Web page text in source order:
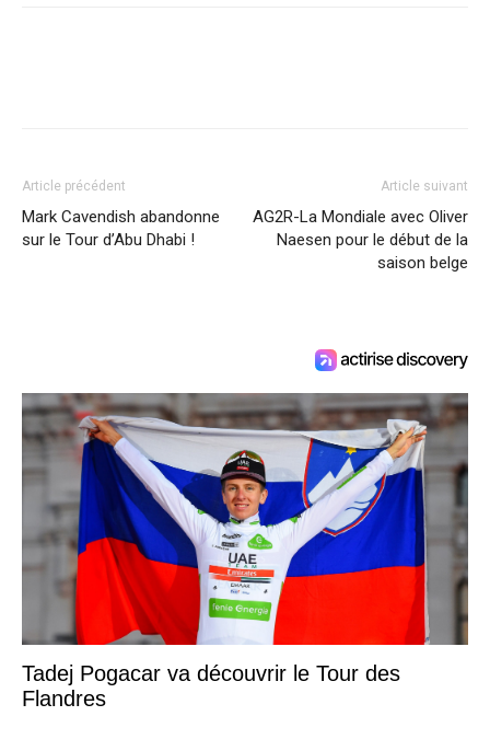
Article précédent
Mark Cavendish abandonne
sur le Tour d’Abu Dhabi !
Article suivant
AG2R-La Mondiale avec Oliver
Naesen pour le début de la
saison belge
Tadej Pogacar va découvrir le Tour des
Flandres